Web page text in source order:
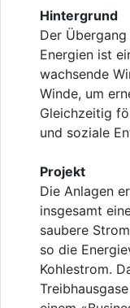
Hintergrund
Der
Energien ist
wachsende
Winde, um
Gleichzeitig
und soziale
Projekt
Die Anlagen
insgesamt
saubere
so die
Kohlestrom.